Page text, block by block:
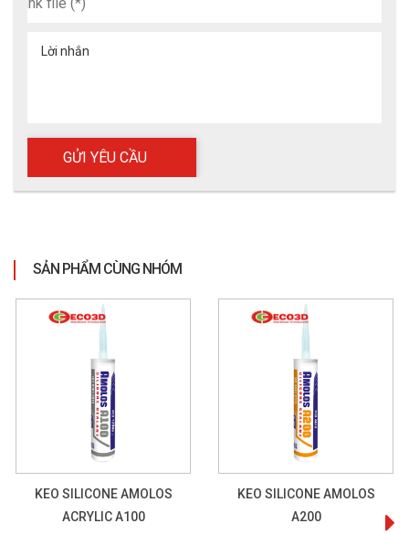
Lời nhắn
SẢN PHẨM CÙNG NHÓM
KEO SILICONE AMOLOS
ACRYLIC A100
KEO SILICONE AMOLOS
A200